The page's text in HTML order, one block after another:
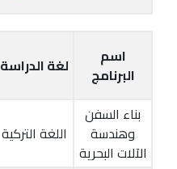
اسم
البرنامج
لغة الدراسة
بناء السفن
وهندسة
الآلات البحرية
اللغة التركية